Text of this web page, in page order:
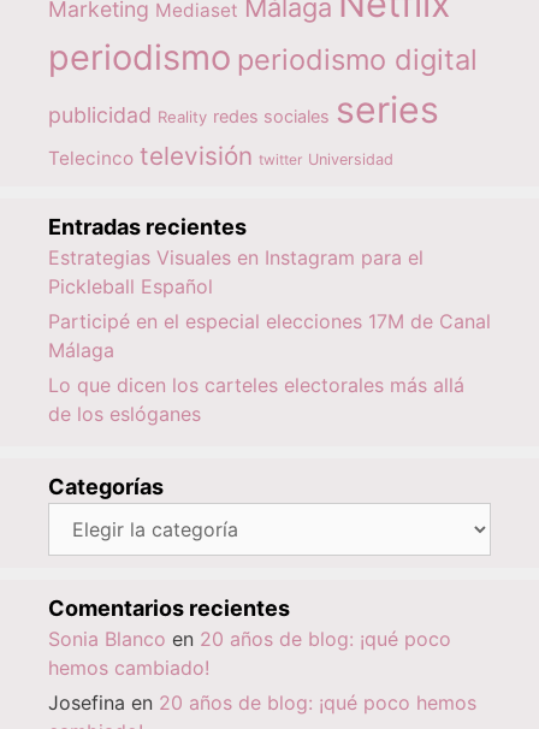
Marketing Mediaset Málaga
periodismo periodismo digital
publicidad Reality redes sociales series
Telecinco televisión twitter Universidad
Entradas recientes
Estrategias Visuales en Instagram para el
Pickleball Español
Participé en el especial elecciones 17M de Canal
Málaga
Lo que dicen los carteles electorales más allá
de los eslóganes
Categorías
Categorías
Comentarios recientes
Sonia Blanco en 20 años de blog: ¡qué poco
hemos cambiado!
Josefina en 20 años de blog: ¡qué poco hemos